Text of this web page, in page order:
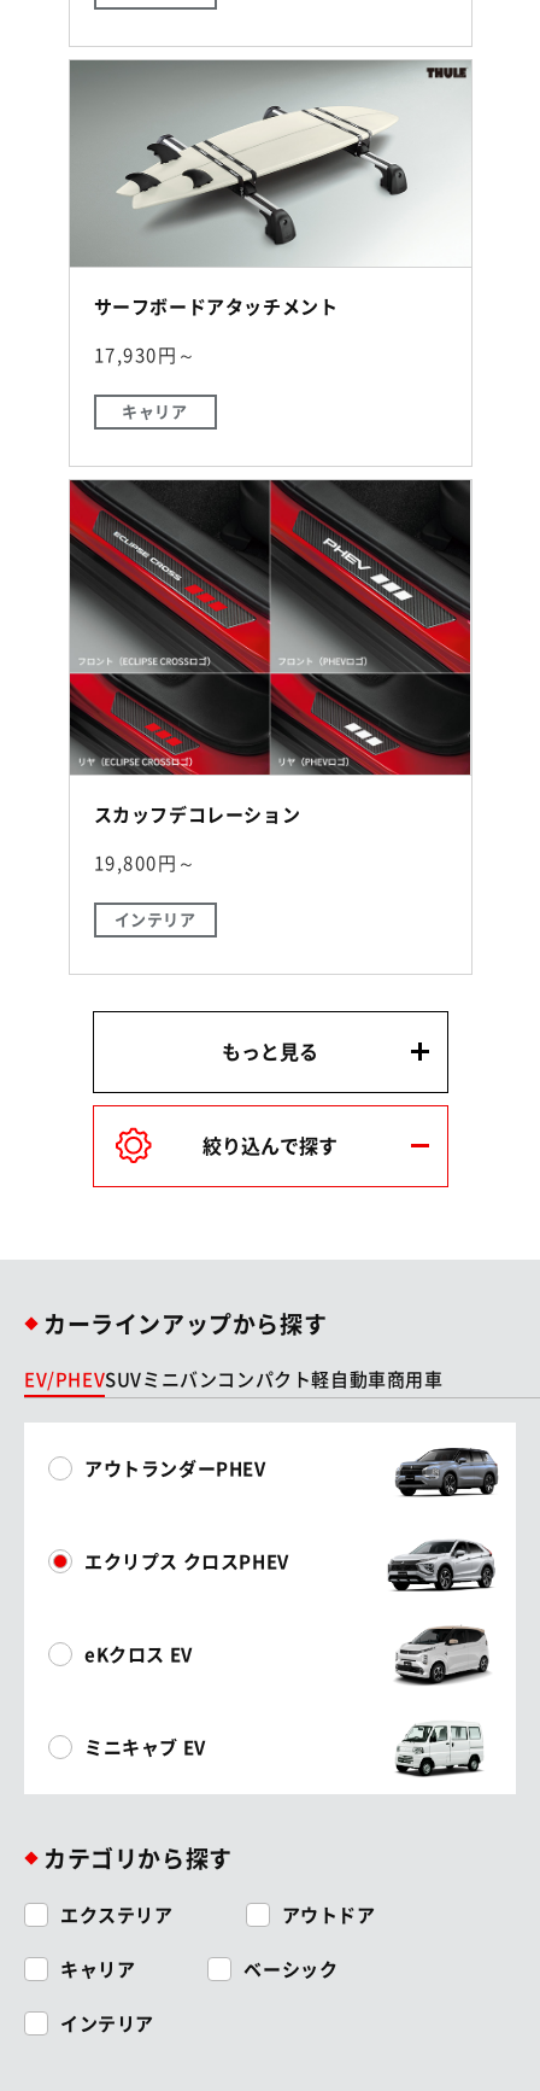
サーフボードアタッチメント
17,930円～
キャリア
スカッフデコレーション
19,800円～
インテリア
もっと見る
絞り込んで探す
カーラインアップから探す
EV/PHEVSUV ミニバン コンパクト軽自動車 商用車
アウトランダーPHEV
エクリプス クロスPHEV
eKクロス EV
ミニキャブ EV
カテゴリから探す
エクステリア アウトドア
キャリア ベーシック
インテリア